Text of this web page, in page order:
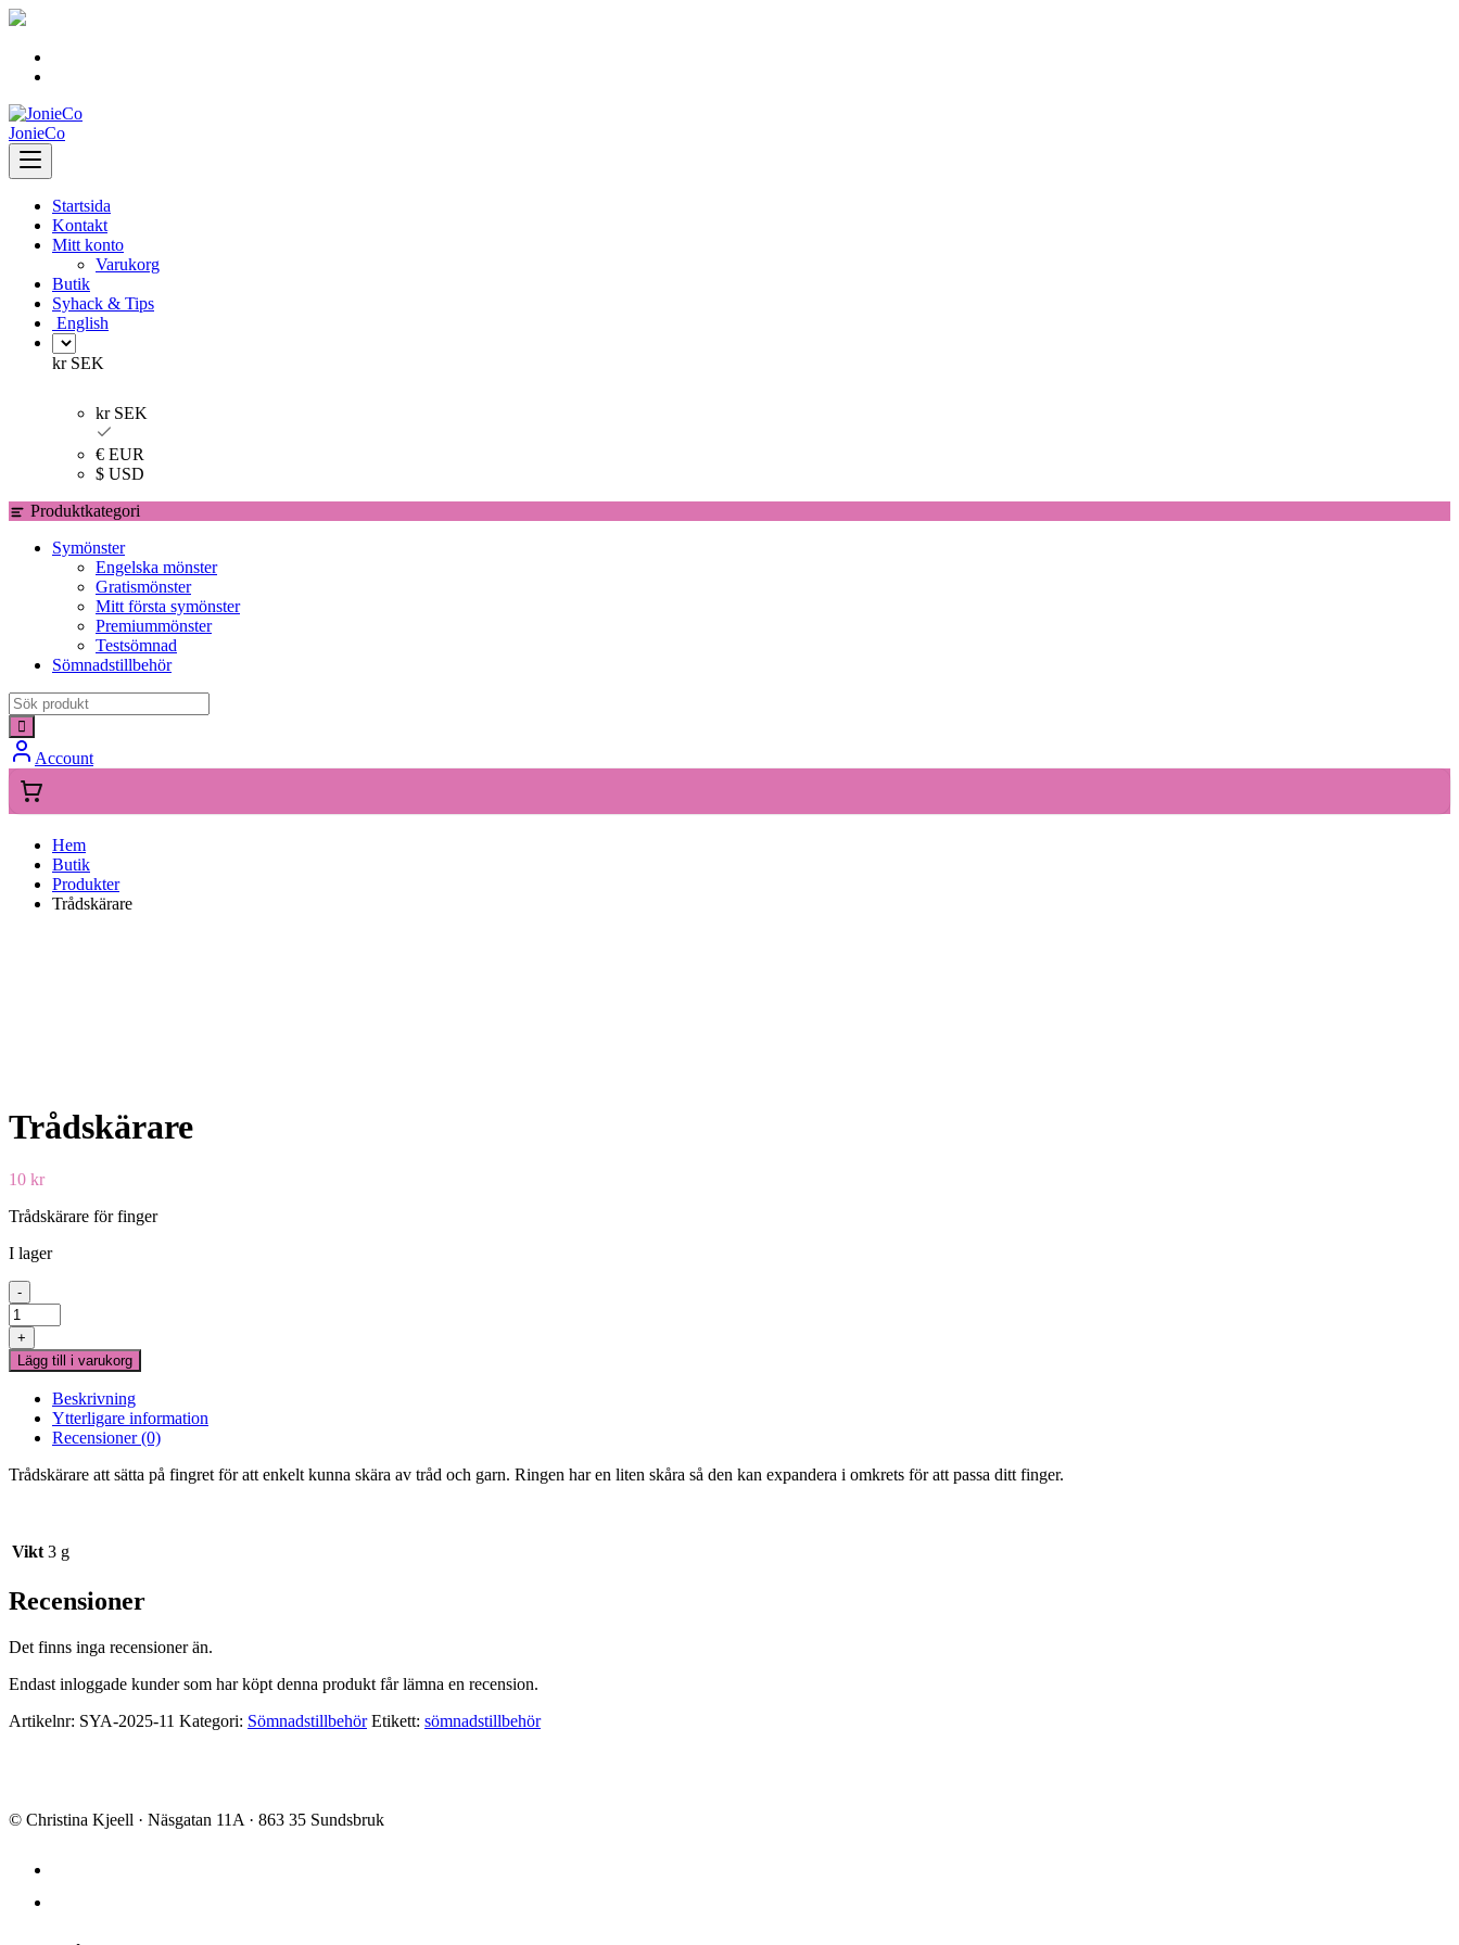
Skip
JonieCo
Startsida
Kontakt
Mitt konto
Varukorg
Butik
Syhack & Tips
English
kr SEK
kr SEK
€ EUR
$ USD
Produktkategori
Symönster
Engelska mönster
Gratismönster
Mitt första symönster
Premiummönster
Testsömnad
Sömnadstillbehör
Account
Hem
Butik
Produkter
Trådskärare
Trådskärare
10 kr
Trådskärare för finger
I lager
-
Trådskärare
mängd
+
Lägg till i varukorg
Beskrivning
Ytterligare information
Recensioner (0)
Trådskärare att sätta på fingret för att enkelt kunna skära av tråd och garn. Ringen har en liten skåra så den kan expandera i omkrets för att passa ditt finger.
Vikt 3 g
Recensioner
Det finns inga recensioner än.
Endast inloggade kunder som har köpt denna produkt får lämna en recension.
Artikelnr: SYA-2025-11 Kategori: Sömnadstillbehör Etikett: sömnadstillbehör
© Christina Kjeell · Näsgatan 11A · 863 35 Sundsbruk